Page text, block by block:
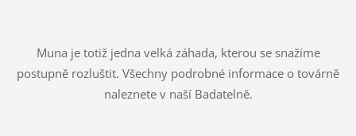
Muna je totiž jedna velká záhada, kterou se snažíme
postupně rozluštit. Všechny podrobné informace o továrně
naleznete v naší Badatelně.